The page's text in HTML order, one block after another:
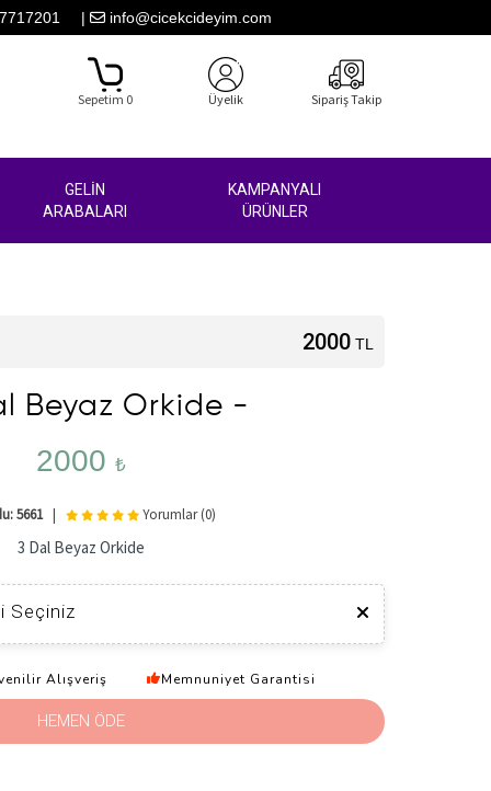
| info@cicekcideyim.com
Sipariş Takip
Üyelik
Sepetim 0
GELİN
ARABALARI
KAMPANYALI
ÜRÜNLER
2000 TL
Beyaz Orkide -
2000 ₺
5661| Yorumlar (0)
3 Dal Beyaz Orkide
Seçiniz
Alışveriş Memnuniyet Garantisi
HEMEN ÖDE